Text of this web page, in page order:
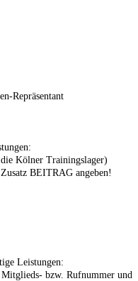
Repräsentant
Kölner Trainingslager)
BEITRAG angeben!
Leistungen:
bzw. Rufnummer und